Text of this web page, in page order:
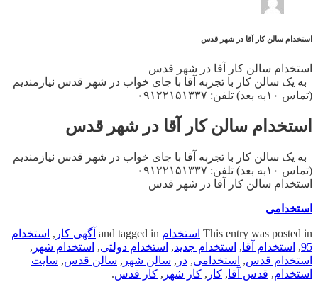
استخدام سالن کار آقا در شهر قدس
استخدام سالن کار آقا در شهر قدس
به یک سالن کار با تجربه آقا با جای خواب در شهر قدس نیازمندیم
(تماس ۱۰به بعد) تلفن: ۰۹۱۲۲۱۵۱۳۳۷
استخدام سالن کار آقا در شهر قدس
به یک سالن کار با تجربه آقا با جای خواب در شهر قدس نیازمندیم
(تماس ۱۰به بعد) تلفن: ۰۹۱۲۲۱۵۱۳۳۷
استخدام سالن کار آقا در شهر قدس
استخدامی
This entry was posted in استخدام آگهی کار , استخدام
95
, استخدام آقا, استخدام جدید, استخدام دولتی, استخدام شهر ,
استخدام قدس, استخدامی, در , سالن شهر , سالن قدس, سایت
استخدام, قدس آقا, کار , کار شهر , کار قدس.